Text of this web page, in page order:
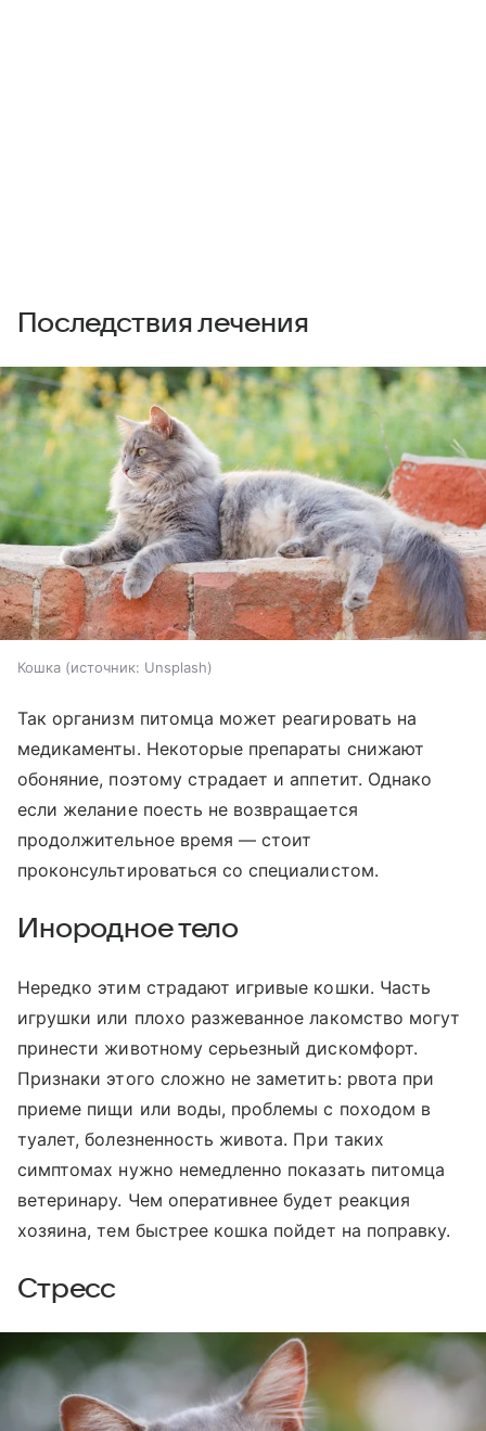
Последствия лечения
Кошка источник: Unsplash
Так организм питомца может реагировать на
медикаменты. Некоторые препараты снижают
обоняние, поэтому страдает и аппетит. Однако
если желание поесть не возвращается
продолжительное время — стоит
проконсультироваться со специалистом.
Инородное тело
Нередко этим страдают игривые кошки. Часть
игрушки или плохо разжеванное лакомство могут
принести животному серьезный дискомфорт.
Признаки этого сложно не заметить: рвота при
приеме пищи или воды, проблемы с походом в
туалет, болезненность живота. При таких
симптомах нужно немедленно показать питомца
ветеринару. Чем оперативнее будет реакция
хозяина, тем быстрее кошка пойдет на поправку.
Стресс